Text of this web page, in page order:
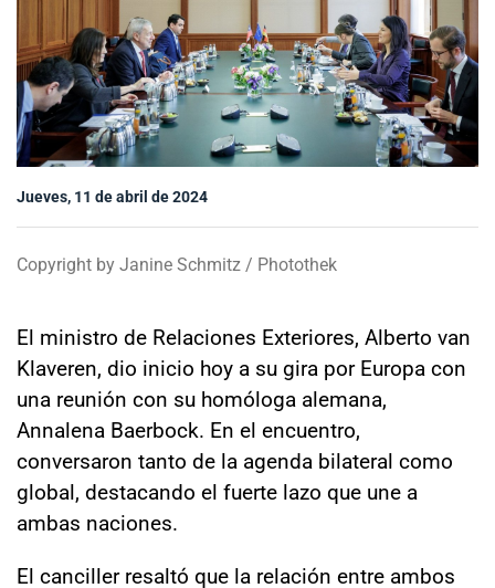
Subsecretaría de Relaciones Económicas
Internacionales
Sala de prensa
modo claro
Jueves, 11 de abril de 2024
Copyright by Janine Schmitz / Photothek
El ministro de Relaciones Exteriores, Alberto van
Klaveren, dio inicio hoy a su gira por Europa con
una reunión con su homóloga alemana,
Annalena Baerbock. En el encuentro,
conversaron tanto de la agenda bilateral como
global, destacando el fuerte lazo que une a
ambas naciones.
El canciller resaltó que la relación entre ambos